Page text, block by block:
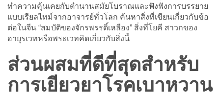
ทำความคุ้นเคยกับตำนานสมัยโบราณและฟังฟังการบรรยาย
แบบเรียลไทม์จากอาจารย์ทั่วโลก ค้นหาสิ่งที่เขียนเกี่ยวกับข้อ
ต่อในจีน “สมบัติของจักรพรรดิ์เหลือง” สิ่งที่โยคี สาวกของ
อายุรเวทหรือพระเวทคิดเกี่ยวกับสิ่งนี้
ส่วนผสมที่ดีที่สุดสำหรับ
การเยียวยาโรคเบาหวาน